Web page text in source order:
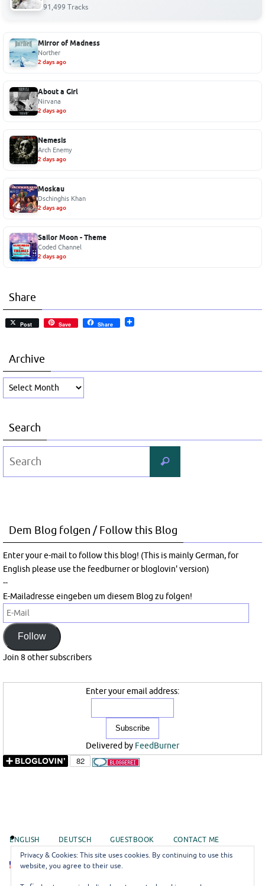
91,499 Tracks
Mirror of Madness
Norther
2 days ago
About a Girl
Nirvana
2 days ago
Nemesis
Arch Enemy
2 days ago
Moskau
Dschinghis Khan
2 days ago
Sailor Moon - Theme
Coded Channel
2 days ago
Share
Post Save Share
Archive
Archive
Search
Search
Dem Blog folgen / Follow this Blog
Enter your e-mail to follow this blog! (This is mainly German, for
English please use the feedburner or bloglovin' version)
--
E-Mailadresse eingeben um diesem Blog zu folgen!
E-
Mail
Follow
Join 8 other subscribers
Enter your email address:
Delivered by FeedBurner
ENGLISH DEUTSCH GUESTBOOK CONTACT ME
EN
Privacy & Cookies: This site uses cookies. By continuing to use this
website, you agree to their use.